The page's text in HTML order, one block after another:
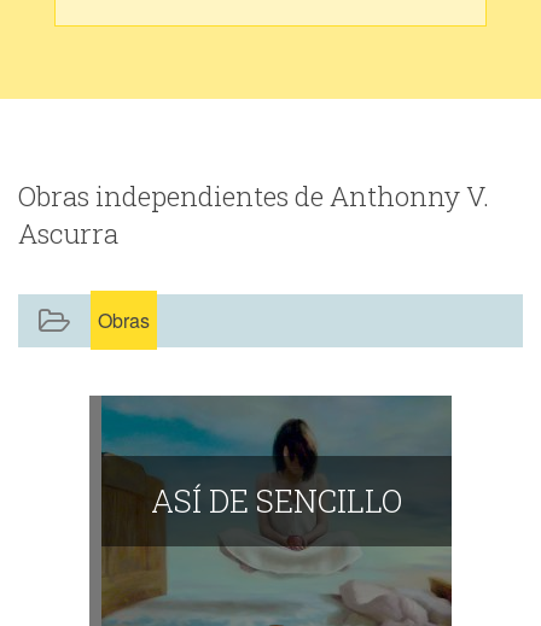
Obras independientes de Anthonny V.
Ascurra
Obras
ASÍ DE SENCILLO